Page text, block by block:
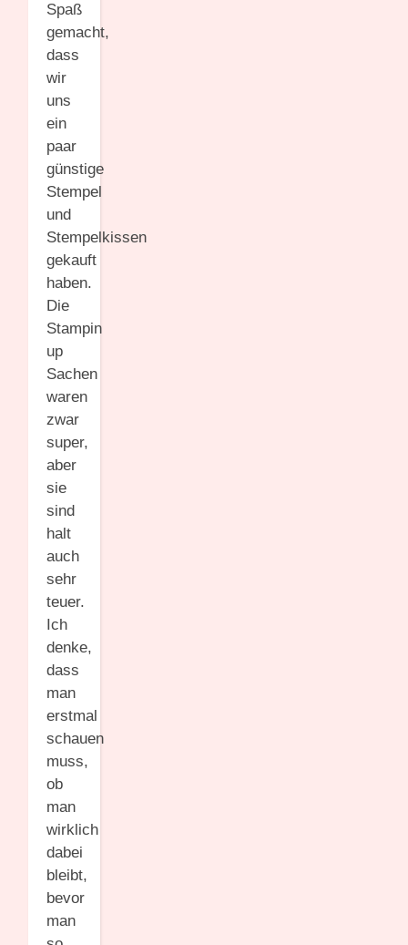
Spaß
gemacht,
dass
wir
uns
ein
paar
günstige
Stempel
und
Stempelkissen
gekauft
haben.
Die
Stampin
up
Sachen
waren
zwar
super,
aber
sie
sind
halt
auch
sehr
teuer.
Ich
denke,
dass
man
erstmal
schauen
muss,
ob
man
wirklich
dabei
bleibt,
bevor
man